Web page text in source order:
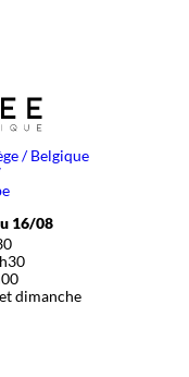
/ Belgique
16/08
dimanche